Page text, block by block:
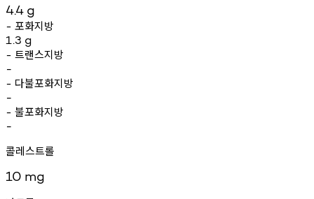
4.4 g
- 포화지방
1.3 g
- 트랜스지방
-
- 다불포화지방
-
- 불포화지방
-
콜레스트롤
10 mg